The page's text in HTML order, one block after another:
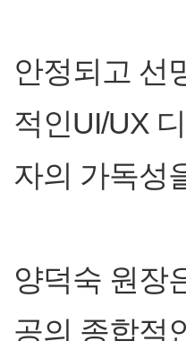
안정되고 선
적인UI/UX
자의 가독성
양덕숙 원장
공의 종합적